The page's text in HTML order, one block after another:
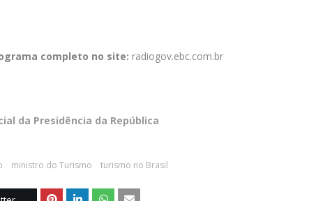
completo no site: radiogov.ebc.com.br
da Presidência da República
ministro do Turismo turismo no Brasil